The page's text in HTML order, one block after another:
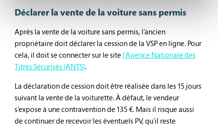
Déclarer la vente de la voiture sans permis
Après la vente de la voiture sans permis, l’ancien
propriétaire doit déclarer la cession de la VSP en ligne. Pour
cela, il doit se connecter sur le site l’Agence Nationale des
Titres Sécurisés (ANTS).
La déclaration de cession doit être réalisée dans les 15 jours
suivant la vente de la voiturette. À défaut, le vendeur
s’expose à une contravention de 135 €. Mais il risque aussi
de continuer de recevoir les éventuels PV, qu’il reste